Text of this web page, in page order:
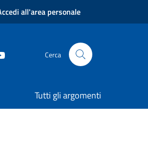
all'area personale
Cerca
Tutti gli argomenti